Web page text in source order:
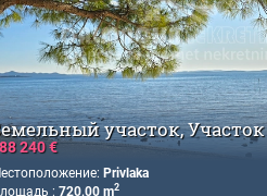
участок, Участок
240 €
Privlaka
:720,00 m2